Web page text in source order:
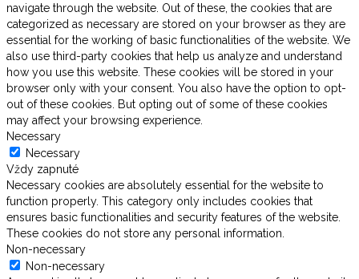
navigate through the website. Out of these, the cookies that are
categorized as necessary are stored on your browser as they are
essential for the working of basic functionalities of the website. We
also use third-party cookies that help us analyze and understand
how you use this website. These cookies will be stored in your
browser only with your consent. You also have the option to opt-
out of these cookies. But opting out of some of these cookies
may affect your browsing experience.
Necessary
Necessary
Vždy zapnuté
Necessary cookies are absolutely essential for the website to
function properly. This category only includes cookies that
ensures basic functionalities and security features of the website.
These cookies do not store any personal information.
Non-necessary
Non-necessary